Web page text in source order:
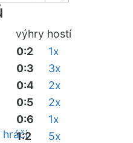
hráči
výhry hostí
0:2
1x
0:3
3x
0:4
2x
0:5
2x
0:6
1x
1:2
5x